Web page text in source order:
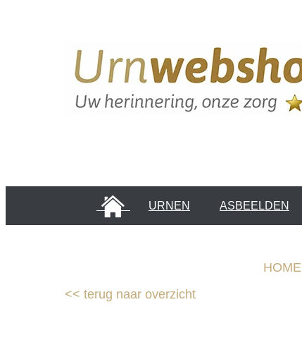
HOME URNEN ASBEELDEN
HOME
<< terug naar overzicht